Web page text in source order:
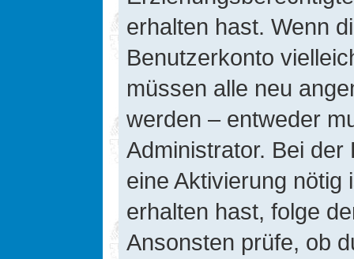
erhalten hast. Wenn
Benutzerkonto
müssen alle neu
werden – entweder
Administrator. Bei
eine Aktivierung nötig
erhalten hast, folge
Ansonsten prüfe, ob